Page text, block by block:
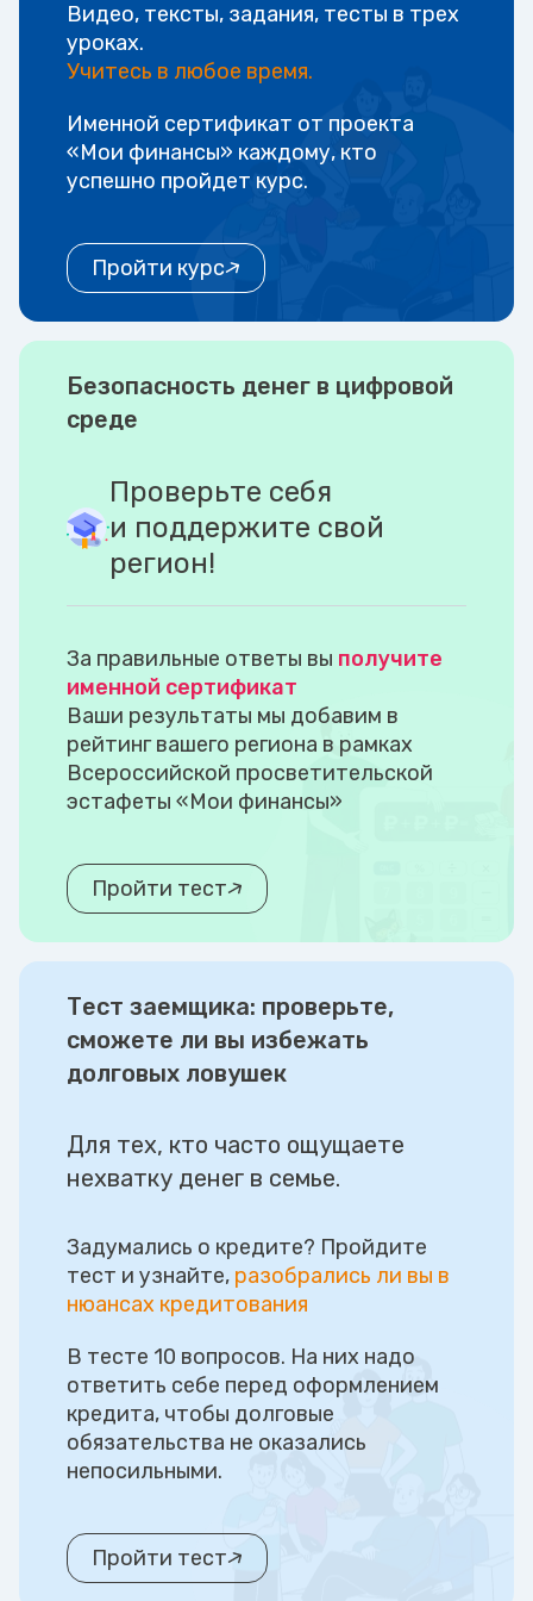
Видео, тексты, задания, тесты в трех
уроках.
Учитесь в любое время.
Именной сертификат от проекта
«Мои финансы» каждому, кто
успешно пройдет курс.
Пройти курс
Безопасность денег в цифровой
среде
Проверьте себя
и поддержите свой
регион!
За правильные ответы вы получите
именной сертификат
Ваши результаты мы добавим в
рейтинг вашего региона в рамках
Всероссийской просветительской
эстафеты «Мои финансы»
Пройти тест
Тест заемщика: проверьте,
сможете ли вы избежать
долговых ловушек
Для тех, кто часто ощущаете
нехватку денег в семье.
Задумались о кредите? Пройдите
тест и узнайте, разобрались ли вы в
нюансах кредитования
В тесте 10 вопросов. На них надо
ответить себе перед оформлением
кредита, чтобы долговые
обязательства не оказались
непосильными.
Пройти тест